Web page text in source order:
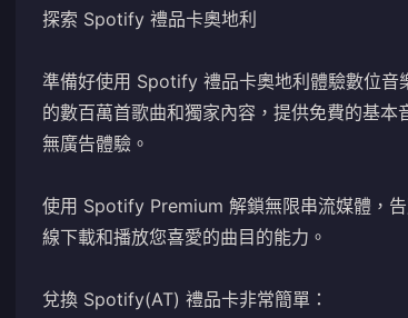
探索 Spotify 禮品卡奧地利
準備好使用 Spotify 禮品卡奧地利體驗數位
的數百萬首歌曲和獨家內容，提供免費的基
無廣告體驗。
使用 Spotify Premium 解鎖無限串流媒體，
線下載和播放您喜愛的曲目的能力。
兌換 Spotify(AT) 禮品卡非常簡單：